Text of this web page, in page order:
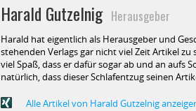
Harald GutzelnigHerausgeber
Harald hat eigentlich als Herausgeber und
stehenden Verlags gar nicht viel Zeit Artikel
viel Spaß, dass er dafür sogar ab und an aufs
natürlich, dass dieser Schlafentzug seinen
Alle Artikel von Harald Gutzelnig